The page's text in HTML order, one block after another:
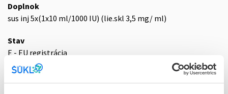
Doplnok
sus inj 5x(1x10 ml/1000 IU) (lie.skl 3,5 mg/ ml)
Stav
E - EU registrácia
Typ registračnej procedúry